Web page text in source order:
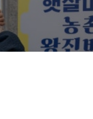
소셜네트
워크